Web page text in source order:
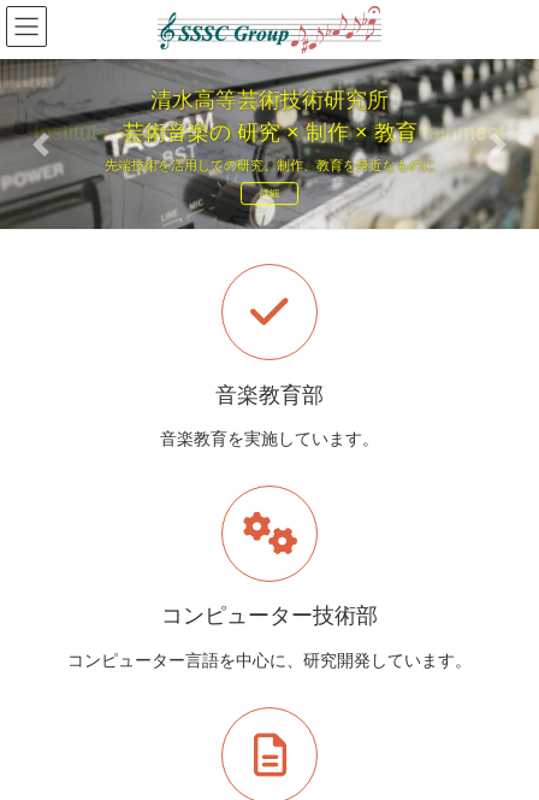
コ
ン
テ
ン
へ
キ
ッ
ナ
ビ
ゲ
ー
ョ
に
移
清水高等芸術技術研究所
芸術音楽の 研究 × 制作 × 教育
先端技術を活用しての研究、制作、教育を身近なものに
詳細
ICME
Institute of Creative Musicians and Entertainment
芸術音楽を身近なものに
詳細
Previous Next
音楽教育部
音楽教育を実施しています。
コンピューター技術部
コンピューター言語を中心に、研究開発しています。